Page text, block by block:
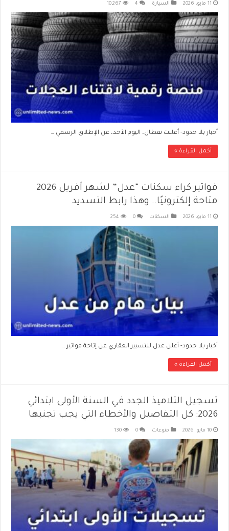
11 مايو، 2026 السيارة 4
10,267
أخبار بلا حدود- أعلنت نفطال، اليوم الأحد، عن الإطلاق الرسمي …
أكمل القراءة »
فواتير كراء سكنات “عدل” لشهر أفريل 2026
متاحة إلكترونيًا.. وهذا رابط التسديد
11 مايو، 2026 السكنات 0
254
أخبار بلا حدود- أعلن عدل للتسيير العقاري عن إتاحة فواتير …
أكمل القراءة »
تسجيل التلاميذ الجدد في السنة الأولى ابتدائي
2026: كل التفاصيل والأخطاء التي يجب تجنبها
10 مايو، 2026 منوعات 0
130